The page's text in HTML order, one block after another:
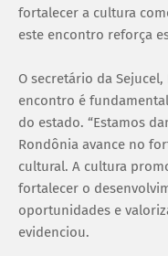
fortalecer a cultura
este encontro reforça
O secretário da
encontro é
do estado. “Estamos
Rondônia avance no
cultural. A cultura
fortalecer o
oportunidades e
evidenciou.